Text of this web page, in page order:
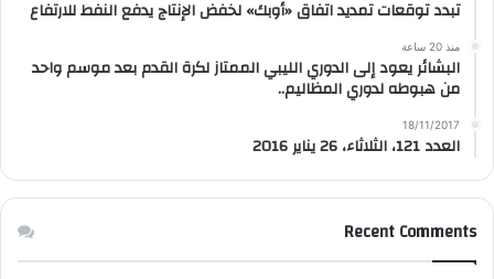
تبدد توقعات تمديد اتفاق «أوبك» لخفض الإنتاج يدفع النفط للارتفاع
منذ 20 ساعة
البشائر يعود إلى الدوري الليبي الممتاز لكرة القدم بعد موسم واحد
من هبوطه لدوري المظاليم..
18/11/2017
العدد 121، الثلاثاء، 26 يناير 2016
Recent Comments